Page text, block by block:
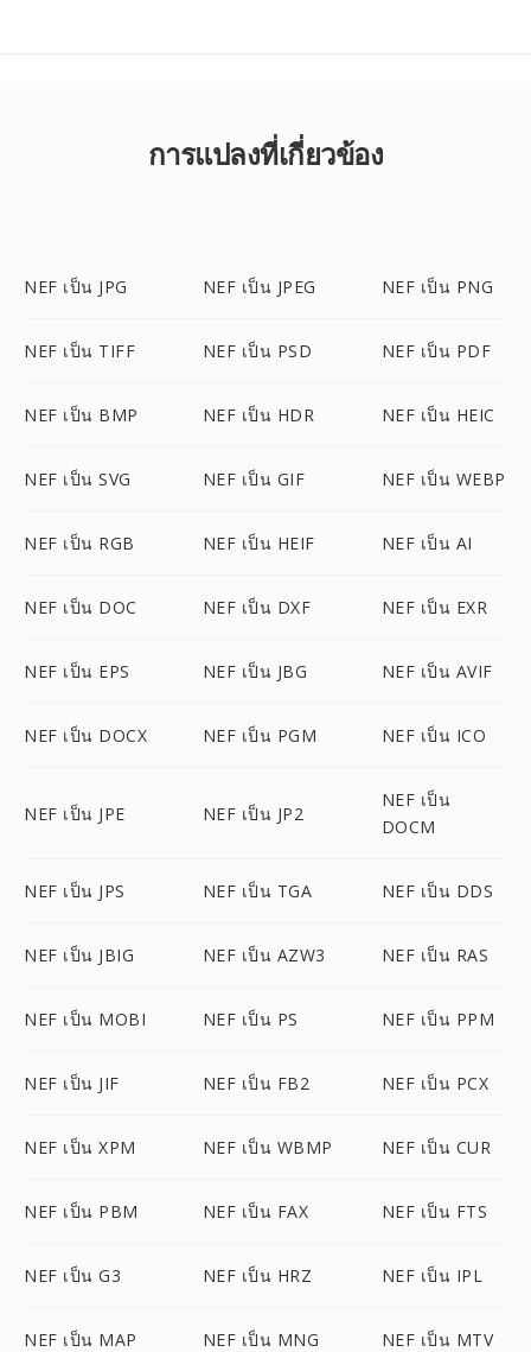
การแปลงที่เกี่ยวข้อง
NEF เป็น JPG NEF เป็น JPEG NEF เป็น PNG
NEF เป็น TIFF NEF เป็น PSD NEF เป็น PDF
NEF เป็น BMP NEF เป็น HDR NEF เป็น HEIC
NEF เป็น SVG NEF เป็น GIF NEF เป็น WEBP
NEF เป็น RGB NEF เป็น HEIF NEF เป็น AI
NEF เป็น DOC NEF เป็น DXF NEF เป็น EXR
NEF เป็น EPS NEF เป็น JBG NEF เป็น AVIF
NEF เป็น DOCX NEF เป็น PGM NEF เป็น ICO
NEF เป็น JPE NEF เป็น JP2
NEF เป็น
DOCM
NEF เป็น JPS NEF เป็น TGA NEF เป็น DDS
NEF เป็น JBIG NEF เป็น AZW3 NEF เป็น RAS
NEF เป็น MOBI NEF เป็น PS NEF เป็น PPM
NEF เป็น JIF NEF เป็น FB2 NEF เป็น PCX
NEF เป็น XPM NEF เป็น WBMP NEF เป็น CUR
NEF เป็น PBM NEF เป็น FAX NEF เป็น FTS
NEF เป็น G3 NEF เป็น HRZ NEF เป็น IPL
NEF เป็น MAP NEF เป็น MNG NEF เป็น MTV